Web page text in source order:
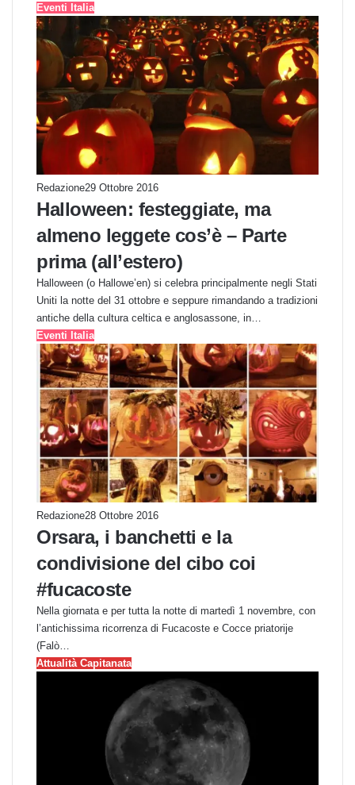
Eventi Italia
Redazione29 Ottobre 2016
Halloween: festeggiate, ma
almeno leggete cos’è – Parte
prima (all’estero)
Halloween (o Hallowe’en) si celebra principalmente negli Stati
Uniti la notte del 31 ottobre e seppure rimandando a tradizioni
antiche della cultura celtica e anglosassone, in…
Eventi Italia
Redazione28 Ottobre 2016
Orsara, i banchetti e la
condivisione del cibo coi
#fucacoste
Nella giornata e per tutta la notte di martedì 1 novembre, con
l’antichissima ricorrenza di Fucacoste e Cocce priatorije
(Falò…
Attualità Capitanata